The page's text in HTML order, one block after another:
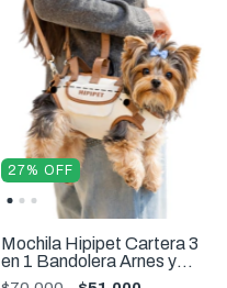
27% OFF
Mochila Hipipet Cartera 3
en 1 Bandolera Arnes y
Correa Perros y Gatos